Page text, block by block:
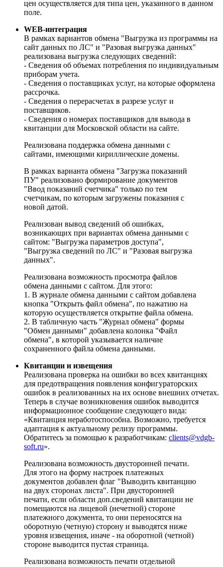
цен осуществляется для типа цен, указанного в данном
поле.
WEB-интеграция
В рамках вариантов обмена "Выгрузка из программы на
сайт данных по ЛС" и "Разовая выгрузка данных"
реализована выгрузка следующих сведений:
- Сведения об объемах потребления по индивидуальным
приборам учета.
- Сведения о поставщиках услуг, на которые оформлена
рассрочка.
- Сведения о перерасчетах в разрезе услуг и
поставщиков.
- Сведения о номерах поставщиков для вывода в
квитанции для Московской области на сайте.
Реализована поддержка обмена данными с
сайтами, имеющими кириллические домены.
В рамках варианта обмена "Загрузка показаний
ПУ" реализовано формирование документов
"Ввод показаний счетчика" только по тем
счетчикам, по которым загружены показания с
новой датой.
Реализован вывод сведений об ошибках,
возникающих при вариантах обмена данными с
сайтом: "Выгрузка параметров доступа",
"Выгрузка сведений по ЛС" и "Разовая выгрузка
данных".
Реализована возможность просмотра файлов
обмена данными с сайтом. Для этого:
1. В журнале обмена данными с сайтом добавлена
кнопка "Открыть файл обмена", по нажатию на
которую осуществляется открытие файла обмена.
2. В табличную часть "Журнал обмена" формы
"Обмен данными" добавлена колонка "Файл
обмена", в которой указывается наличие
сохраненного файла обмена данными.
Квитанции и извещения
Реализована проверка на ошибки во всех квитанциях
для предотвращения появления конфигураторских
ошибок в реализованных на их основе внешних отчетах.
Теперь в случае возникновения ошибок выводится
информационное сообщение следующего вида:
«Квитанция неработоспособна. Возможно, требуется
адаптация к актуальному релизу программы.
Обратитесь за помощью к разработчикам: clients@vdgb-
soft.ru».
Реализована возможность двусторонней печати.
Для этого на форму настроек платежных
документов добавлен флаг "Выводить квитанцию
на двух сторонах листа". При двусторонней
печати, если области доп.сведений квитанции не
помещаются на лицевой (нечетной) стороне
платежного документа, то они переносятся на
оборотную (четную) сторону и выводятся ниже
уровня извещения, иначе - на оборотной (четной)
стороне выводится пустая страница.
Реализована возможность печати отдельной